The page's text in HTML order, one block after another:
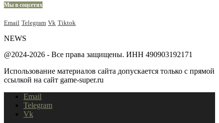
Мы в соцсетях
Email Telegram Vk Tiktok
NEWS
@2024-2026 - Все права защищены. ИНН 490903192171
Использование материалов сайта допускается только с прямой
ссылкой на сайт game-super.ru
Email
Telegram
Vk